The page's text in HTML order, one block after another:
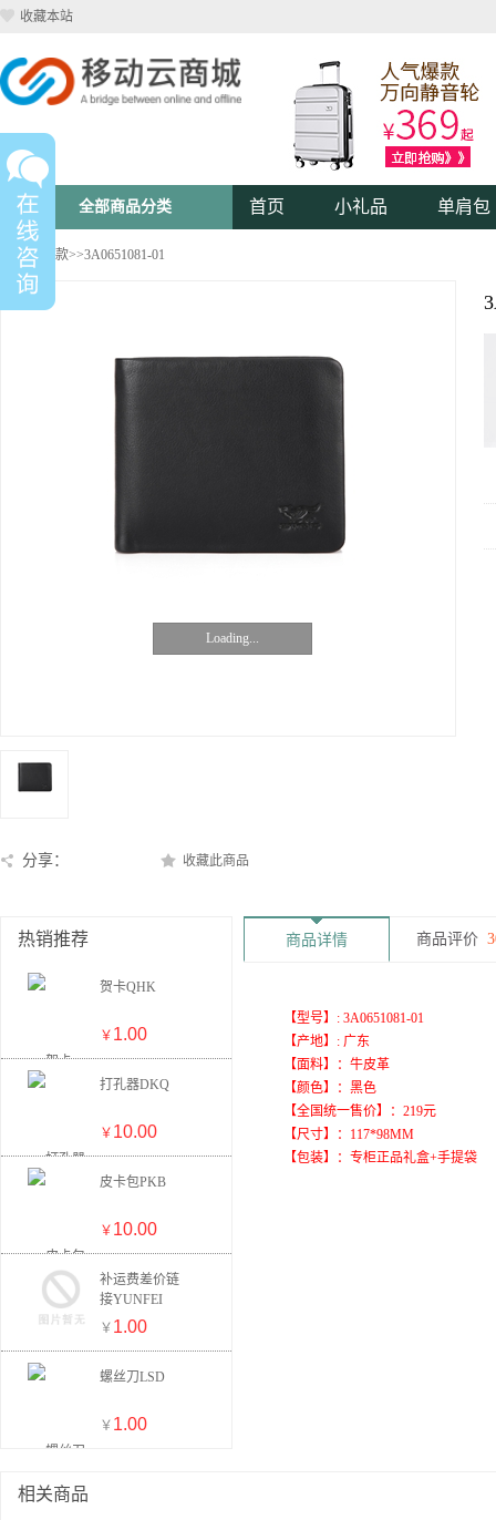
收藏本站
全部商品分类 首页 小礼品 单肩包
钱包>> 男款>>3A0651081-01
Loading...
分享： 收藏此商品
热销推荐
贺卡QHK
￥ 1.00
打孔器DKQ
￥ 10.00
皮卡包PKB
￥ 10.00
补运费差价链
接YUNFEI
￥ 1.00
螺丝刀LSD
￥ 1.00
商品详情 商品评价
【型号】: 3A0651081-01
【产地】: 广东
【面料】：牛皮革
【颜色】：黑色
【全国统一售价】：219元
【尺寸】：117*98MM
【包装】：专柜正品礼盒+手提袋
相关商品